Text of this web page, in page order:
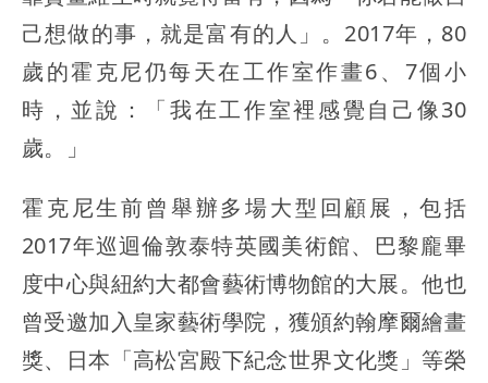
己想做的事，就是富有的人」。2017年，80
歲的霍克尼仍每天在工作室作畫6、7個小
時，並說：「我在工作室裡感覺自己像30
歲。」
霍克尼生前曾舉辦多場大型回顧展，包括
2017年巡迴倫敦泰特英國美術館、巴黎龐畢
度中心與紐約大都會藝術博物館的大展。他也
曾受邀加入皇家藝術學院，獲頒約翰摩爾繪畫
獎、日本「高松宮殿下紀念世界文化獎」等榮